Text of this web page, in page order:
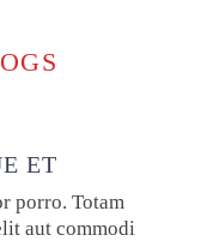
ET
porro. Totam
aut commodi